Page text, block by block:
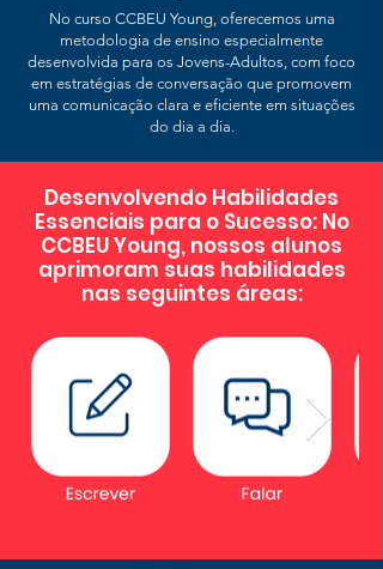
No curso CCBEU Young, oferecemos uma
metodologia de ensino especialmente
desenvolvida para os Jovens-Adultos, com foco
em estratégias de conversação que promovem
uma comunicação clara e eficiente em situações
do dia a dia.
Desenvolvendo Habilidades
Essenciais para o Sucesso: No
CCBEU Young, nossos alunos
aprimoram suas habilidades
nas seguintes áreas: